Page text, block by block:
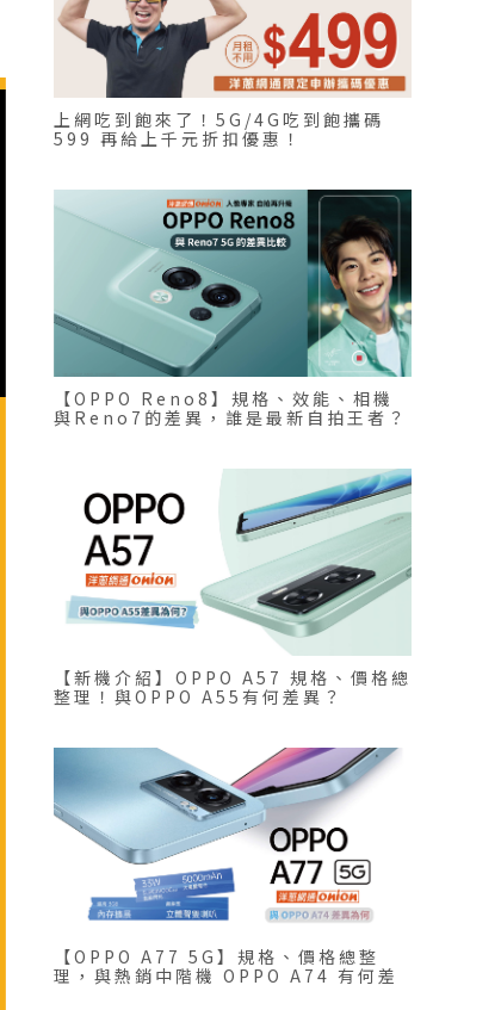
上網吃到飽來了！5G/4G吃到飽攜碼
599 再給上千元折扣優惠！
【OPPO Reno8】規格、效能、相機
與Reno7的差異，誰是最新自拍王者？
【新機介紹】OPPO A57 規格、價格總
整理！與OPPO A55有何差異？
【OPPO A77 5G】規格、價格總整
理，與熱銷中階機 OPPO A74 有何差